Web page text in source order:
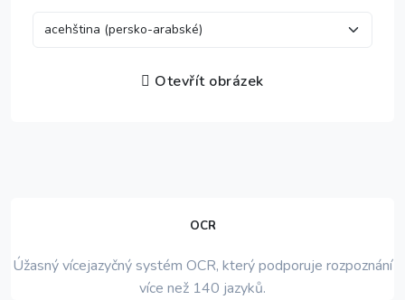
Otevřít obrázek
OCR
Úžasný vícejazyčný systém OCR, který podporuje rozpoznání
více než 140 jazyků.